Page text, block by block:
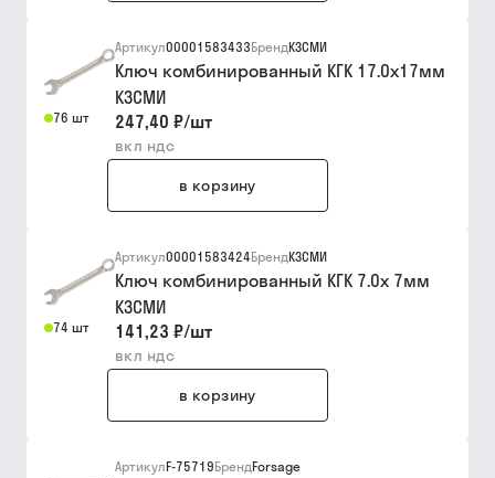
76 шт
Артикул00001583433БрендКЗСМИ
Ключ комбинированный КГК 17.0х17мм
КЗСМИ
247,40 ₽/шт
вкл ндс
в корзину
74 шт
Артикул00001583424БрендКЗСМИ
Ключ комбинированный КГК 7.0х 7мм
КЗСМИ
141,23 ₽/шт
вкл ндс
в корзину
АртикулF-75719БрендForsage